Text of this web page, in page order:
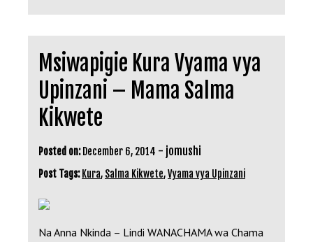
Msiwapigie Kura Vyama vya
Upinzani – Mama Salma
Kikwete
Posted on: December 6, 2014 - jomushi
Post Tags: Kura, Salma Kikwete,Vyama vya Upinzani
Na Anna Nkinda – Lindi WANACHAMA wa Chama